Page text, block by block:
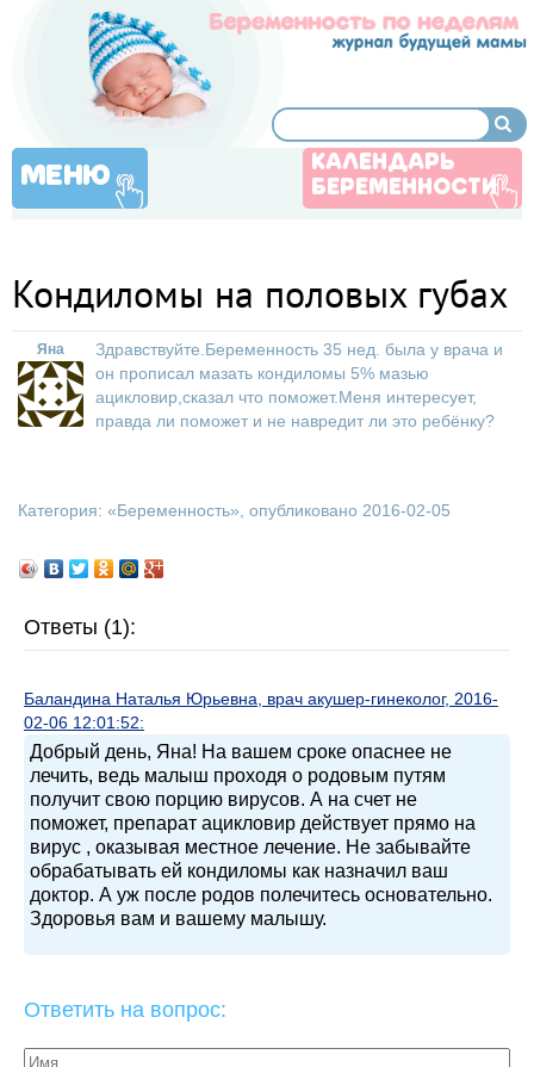
МЕНЮ
КАЛЕНДАРЬ
БЕРЕМЕННОСТИ
Кондиломы на половых губах
Яна
Здравствуйте.Беременность 35 нед. была у врача и
он прописал мазать кондиломы 5% мазью
ацикловир,сказал что поможет.Меня интересует,
правда ли поможет и не навредит ли это ребёнку?
Категория: «Беременность», опубликовано 2016-02-05
Ответы (1):
Баландина Наталья Юрьевна, врач акушер-гинеколог, 2016-
02-06 12:01:52:
Добрый день, Яна! На вашем сроке опаснее не
лечить, ведь малыш проходя о родовым путям
получит свою порцию вирусов. А на счет не
поможет, препарат ацикловир действует прямо на
вирус , оказывая местное лечение. Не забывайте
обрабатывать ей кондиломы как назначил ваш
доктор. А уж после родов полечитесь основательно.
Здоровья вам и вашему малышу.
Ответить на вопрос: